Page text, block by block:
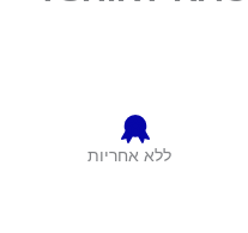
ללא אחריות